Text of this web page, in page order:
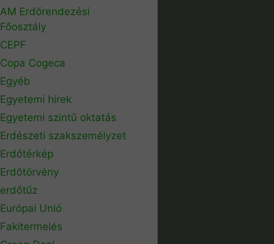
AM Erdőrendezési
Főosztály
CEPF
Copa Cogeca
Egyéb
Egyetemi hírek
Egyetemi szintű oktatás
Erdészeti szakszemélyzet
Erdőtérkép
Erdőtörvény
erdőtűz
Európai Unió
Fakitermelés